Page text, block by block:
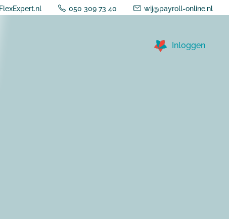
FlexExpert.nl 050 309 73 40 wij@payroll-online.nl
Inloggen